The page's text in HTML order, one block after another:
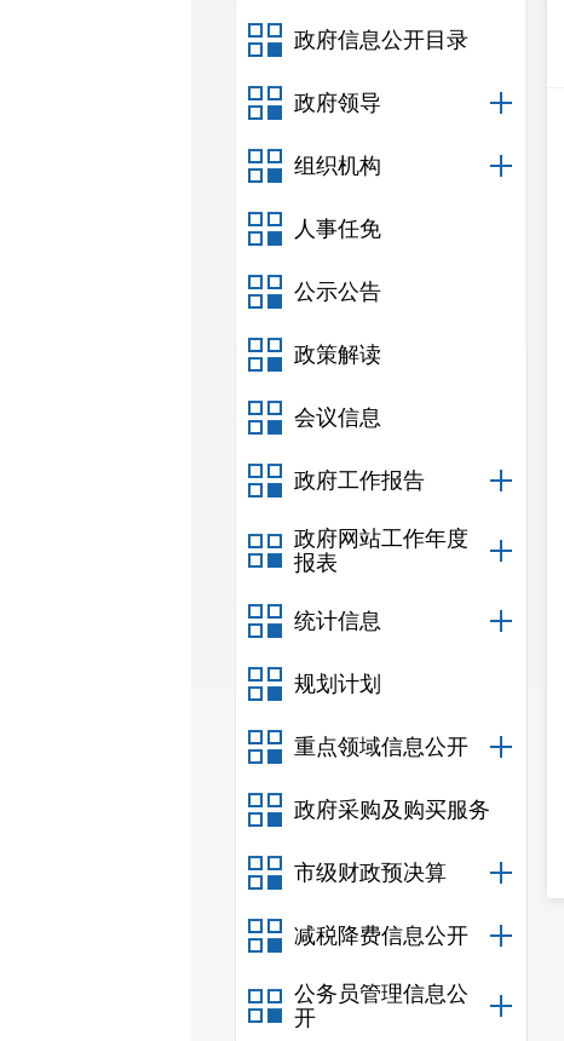
政府信息公开目录
政府领导
组织机构
人事任免
公示公告
政策解读
会议信息
政府工作报告
政府网站工作年度
报表
统计信息
规划计划
重点领域信息公开
政府采购及购买服务
市级财政预决算
减税降费信息公开
公务员管理信息公
开